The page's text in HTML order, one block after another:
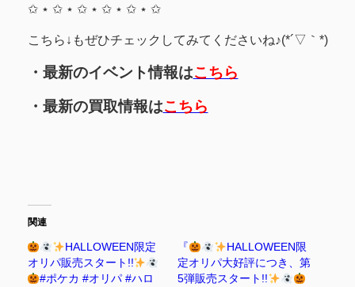
✩ ⋆ ✩ ⋆ ✩ ⋆ ✩ ⋆ ✩ ⋆ ✩
こちら↓もぜひチェックしてみてくださいね♪(*´▽｀*)
・最新のイベント情報はこちら
・最新の買取情報はこちら
関連
HALLOWEEN限定
オリパ販売スタート!!
#ポケカ #オリパ #ハロ
『
HALLOWEEN限
定オリパ大好評につき、第
5弾販売スタート!!